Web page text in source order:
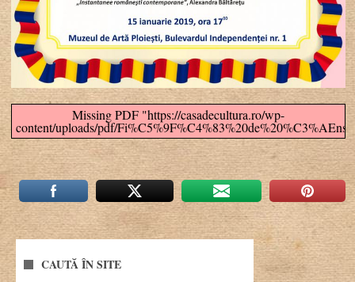
Missing PDF "https://casadecultura.ro/wp-
content/uploads/pdf/
CAUTĂ ÎN SITE